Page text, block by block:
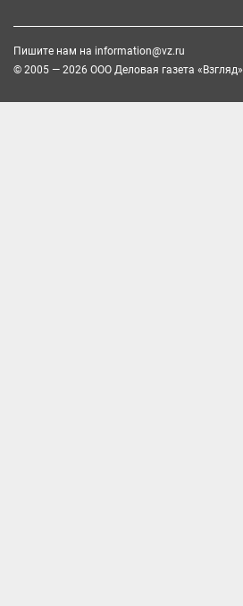
Пишите нам на information@vz.ru
© 2005 — 2026 ООО Деловая газета «Взгляд»